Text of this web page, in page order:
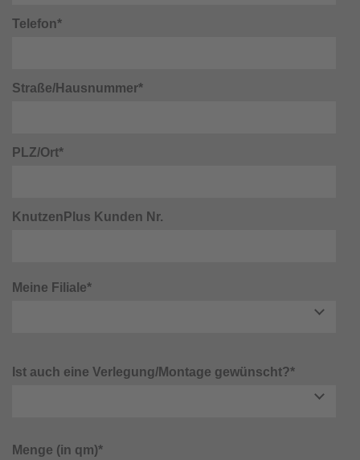
Telefon*
Straße/Hausnummer*
PLZ/Ort*
KnutzenPlus Kunden Nr.
Meine Filiale*
Ist auch eine Verlegung/Montage gewünscht?*
Menge (in qm)*